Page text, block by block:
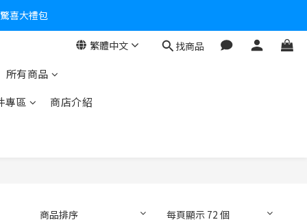
喜大禮包
繁體中文 找商品
所有商品
專區
商店介紹
商品排序 每頁顯示 72 個